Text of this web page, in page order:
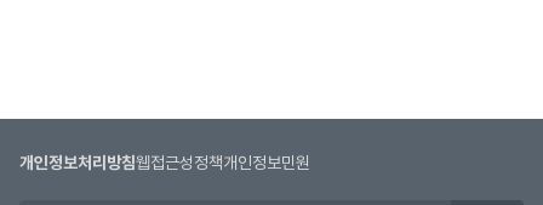
개인정보처리방침웹접근성정책개인정보민원